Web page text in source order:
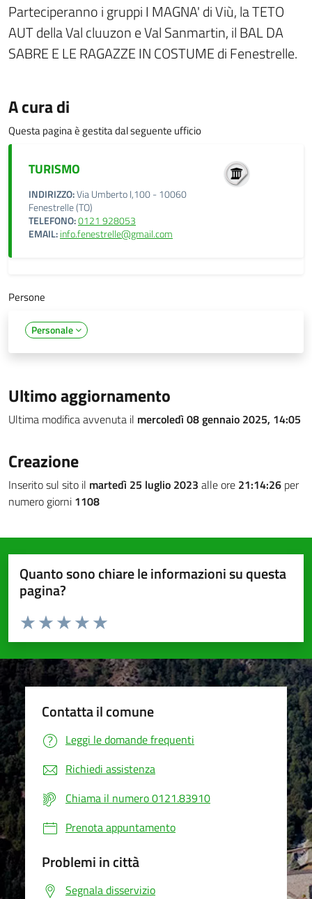
Parteciperanno i gruppi I MAGNA' di Viù, la TETO
AUT della Val cluuzon e Val Sanmartin, il BAL DA
SABRE E LE RAGAZZE IN COSTUME di Fenestrelle.
A cura di
Questa pagina è gestita dal seguente ufficio
TURISMO
INDIRIZZO:Via Umberto I,100 - 10060
Fenestrelle (TO)
TELEFONO:0121 928053
EMAIL:info.fenestrelle@gmail.com
Persone
Personale
Ultimo aggiornamento
Ultima modifica avvenuta il mercoledì 08 gennaio 2025, 14:05
Creazione
Inserito sul sito il martedì 25 luglio 2023 alle ore 21:14:26 per
numero giorni 1108
Quanto sono chiare le informazioni su questa
pagina?
Valuta da 1 a 5 stelle la pagina
Valuta 5 stelle su 5
Valuta 4 stelle su 5
Valuta 3 stelle su 5
Valuta 2 stelle su 5
Valuta 1 stelle su 5
Contatta il comune
Leggi le domande frequenti
Richiedi assistenza
Chiama il numero 0121.83910
Prenota appuntamento
Problemi in città
Segnala disservizio